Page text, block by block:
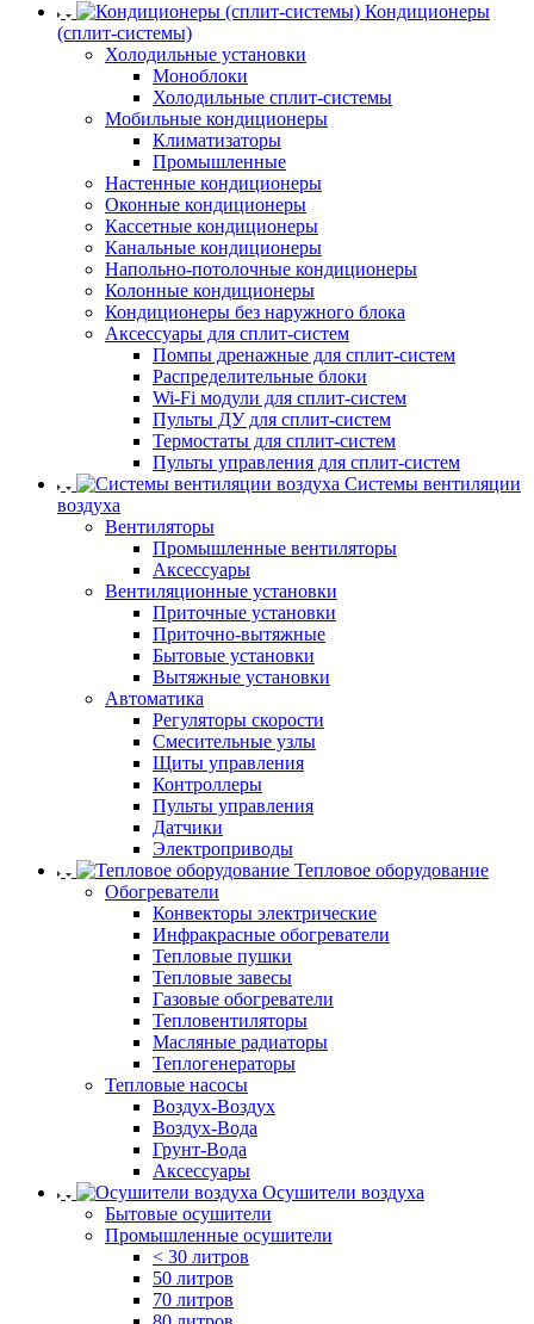
Кондиционеры
(сплит-системы)
Холодильные установки
Моноблоки
Холодильные сплит-системы
Мобильные кондиционеры
Климатизаторы
Промышленные
Настенные кондиционеры
Оконные кондиционеры
Кассетные кондиционеры
Канальные кондиционеры
Напольно-потолочные кондиционеры
Колонные кондиционеры
Кондиционеры без наружного блока
Аксессуары для сплит-систем
Помпы дренажные для сплит-систем
Распределительные блоки
Wi-Fi модули для сплит-систем
Пульты ДУ для сплит-систем
Термостаты для сплит-систем
Пульты управления для сплит-систем
Системы вентиляции
воздуха
Вентиляторы
Промышленные вентиляторы
Аксессуары
Вентиляционные установки
Приточные установки
Приточно-вытяжные
Бытовые установки
Вытяжные установки
Автоматика
Регуляторы скорости
Смесительные узлы
Щиты управления
Контроллеры
Пульты управления
Датчики
Электроприводы
Тепловое оборудование
Обогреватели
Конвекторы электрические
Инфракрасные обогреватели
Тепловые пушки
Тепловые завесы
Газовые обогреватели
Тепловентиляторы
Масляные радиаторы
Теплогенераторы
Тепловые насосы
Воздух-Воздух
Воздух-Вода
Грунт-Вода
Аксессуары
Осушители воздуха
Бытовые осушители
Промышленные осушители
< 30 литров
50 литров
70 литров